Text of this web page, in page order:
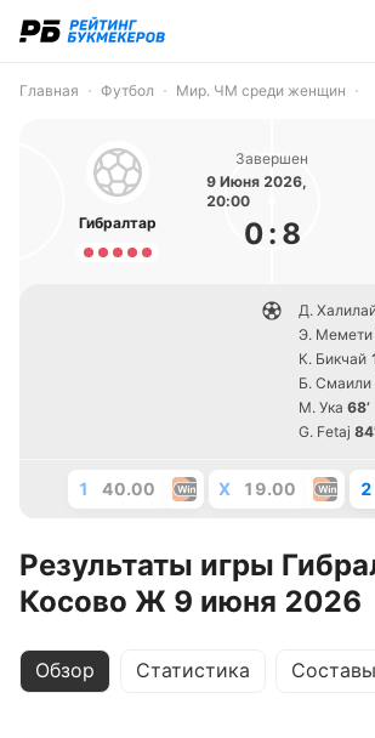
Главная Футбол Мир. ЧМ среди женщин
Гибралтар
Завершен
9 Июня 2026,
20:00
0: 8
Д.
Э. Мемети
К. Бикчай
Б. Смаили
М. Ука 68’
G. Fetaj
1 40.00 X 19.00 2
Результаты игры
Косово Ж 9 июня 2026
Обзор Статистика Составы